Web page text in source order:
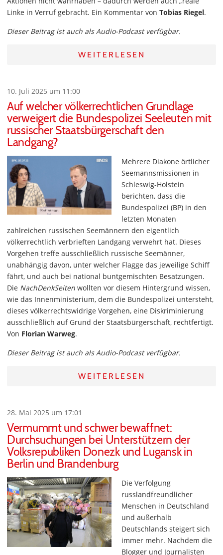
Linke in Verruf gebracht. Ein Kommentar von Tobias Riegel.
Dieser Beitrag ist auch als Audio-Podcast verfügbar.
WEITERLESEN
10. Juli 2025 um 11:00
Auf welcher völkerrechtlichen Grundlage
verweigert die Bundespolizei Seeleuten mit
russischer Staatsbürgerschaft den
Landgang?
Mehrere Diakone örtlicher
Seemannsmissionen in
Schleswig-Holstein
berichten, dass die
Bundespolizei (BP) in den
letzten Monaten
zahlreichen russischen Seemännern den eigentlich
völkerrechtlich verbrieften Landgang verwehrt hat. Dieses
Vorgehen treffe ausschließlich russische Seemänner,
unabhängig davon, unter welcher Flagge das jeweilige Schiff
fährt, und auch bei national buntgemischten Besatzungen.
Die NachDenkSeiten wollten vor diesem Hintergrund wissen,
wie das Innenministerium, dem die Bundespolizei untersteht,
dieses völkerrechtswidrige Vorgehen, eine Diskriminierung
ausschließlich auf Grund der Staatsbürgerschaft, rechtfertigt.
Von Florian Warweg.
Dieser Beitrag ist auch als Audio-Podcast verfügbar.
WEITERLESEN
28. Mai 2025 um 17:01
Vermummt und schwer bewaffnet:
Durchsuchungen bei Unterstützern der
Volksrepubliken Donezk und Lugansk in
Berlin und Brandenburg
Die Verfolgung
russlandfreundlicher
Menschen in Deutschland
und außerhalb
Deutschlands steigert sich
immer mehr. Nachdem die
Blogger und Journalisten